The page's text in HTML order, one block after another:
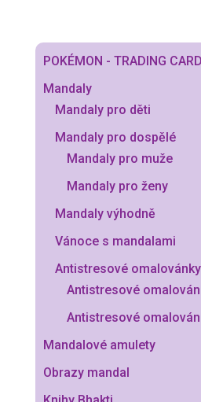
POKÉMON - TRADING
Mandaly
Mandaly pro děti
Mandaly pro dospělé
Mandaly pro muže
Mandaly pro ženy
Mandaly výhodně
Vánoce s mandalami
Antistresové omalovánky
Antistresové
Antistresové
Mandalové amulety
Obrazy mandal